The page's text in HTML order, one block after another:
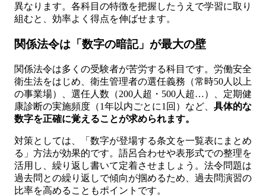
異なります。各科目の特徴を把握したうえで学習に取り
組むと、効率よく得点を伸ばせます。
関係法令は「数字の暗記」が最大の壁
関係法令は多くの受験者が苦労する科目です。労働安全
衛生法をはじめ、衛生管理者の選任義務（常時50人以上
の事業場）、選任人数（200人超・500人超…）、定期健
康診断の実施頻度（1年以内ごとに1回）など、 具体的な
数字を正確に覚えることが求められます。
対策としては、「数字が登場する条文を一覧表にまとめ
る」方法が効果的です。語呂合わせや表形式での整理を
活用し、繰り返し書いて定着させましょう。法令問題は
過去問との繰り返しで傾向が掴めるため、過去問演習の
比率を高めることもポイントです。